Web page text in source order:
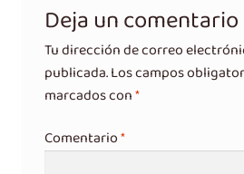
Deja un comentario
Tu dirección de correo
publicada.Los campos
marcados con*
Comentario*